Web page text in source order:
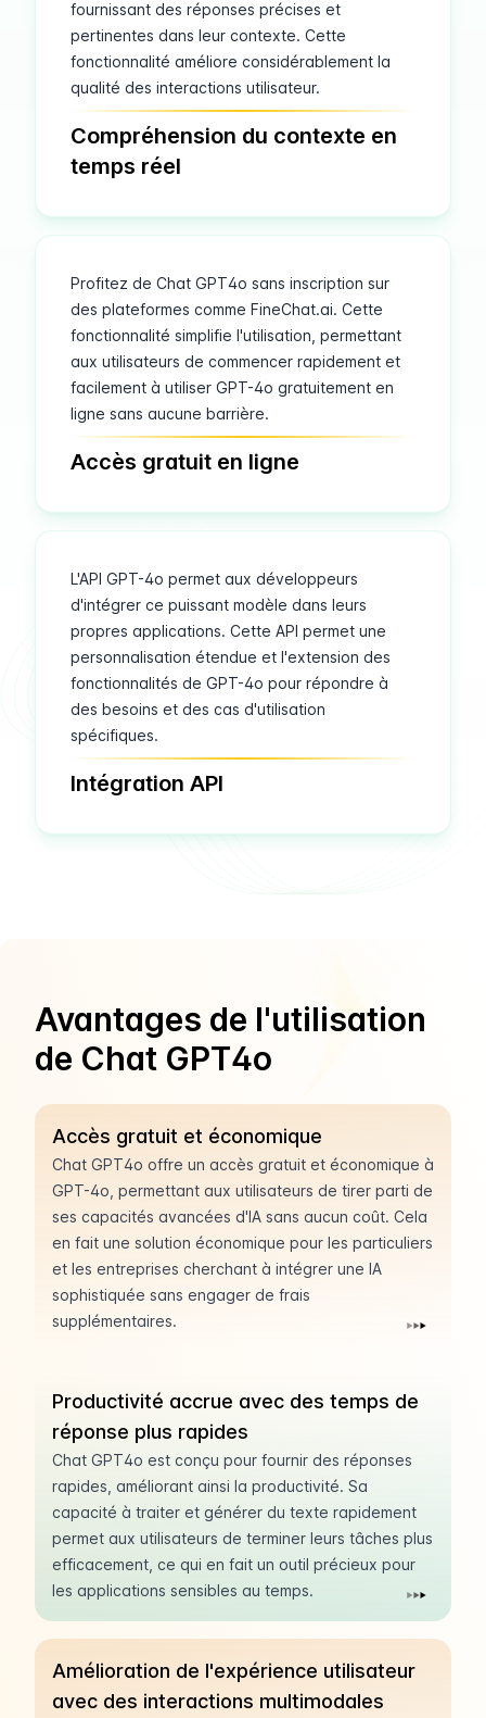
fournissant des réponses précises et
pertinentes dans leur contexte. Cette
fonctionnalité améliore considérablement la
qualité des interactions utilisateur.
Compréhension du contexte en
temps réel
Profitez de Chat GPT4o sans inscription sur
des plateformes comme FineChat.ai. Cette
fonctionnalité simplifie l'utilisation, permettant
aux utilisateurs de commencer rapidement et
facilement à utiliser GPT-4o gratuitement en
ligne sans aucune barrière.
Accès gratuit en ligne
L'API GPT-4o permet aux développeurs
d'intégrer ce puissant modèle dans leurs
propres applications. Cette API permet une
personnalisation étendue et l'extension des
fonctionnalités de GPT-4o pour répondre à
des besoins et des cas d'utilisation
spécifiques.
Intégration API
Avantages de l'utilisation
de Chat GPT4o
Accès gratuit et économique
Chat GPT4o offre un accès gratuit et économique à
GPT-4o, permettant aux utilisateurs de tirer parti de
ses capacités avancées d'IA sans aucun coût. Cela
en fait une solution économique pour les particuliers
et les entreprises cherchant à intégrer une IA
sophistiquée sans engager de frais
supplémentaires.
Productivité accrue avec des temps de
réponse plus rapides
Chat GPT4o est conçu pour fournir des réponses
rapides, améliorant ainsi la productivité. Sa
capacité à traiter et générer du texte rapidement
permet aux utilisateurs de terminer leurs tâches plus
efficacement, ce qui en fait un outil précieux pour
les applications sensibles au temps.
Amélioration de l'expérience utilisateur
avec des interactions multimodales